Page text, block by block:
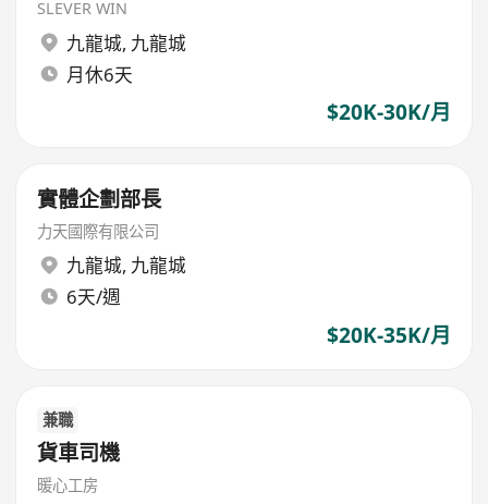
SLEVER WIN
九龍城, 九龍城
月休6天
$20K-30K/月
實體企劃部長
力天國際有限公司
九龍城, 九龍城
6天/週
$20K-35K/月
兼職
貨車司機
暖心工房